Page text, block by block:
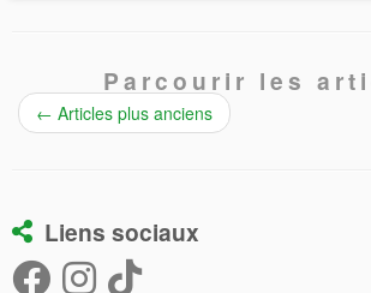
Parcourir les
← Articles plus anciens
Liens sociaux